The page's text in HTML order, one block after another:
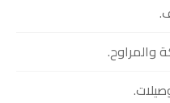
والمراوح.